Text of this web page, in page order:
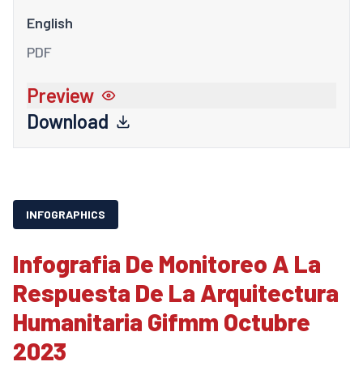
English
PDF
Preview
Download
INFOGRAPHICS
Infografia De Monitoreo A La
Respuesta De La Arquitectura
Humanitaria Gifmm Octubre
2023